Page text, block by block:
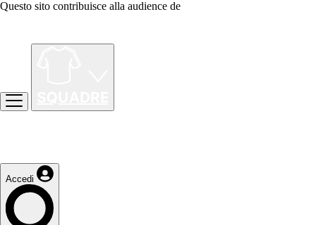
Questo sito contribuisce alla audience de
Accedi